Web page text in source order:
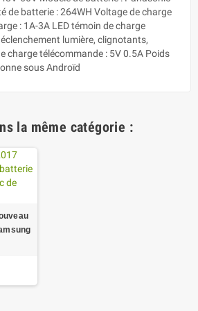
de batterie : 264WH Voltage de charge
: 1A-3A LED témoin de charge
lumière, clignotants,
charge télécommande : 5V 0.5A Poids
sous Androïd
la même catégorie :